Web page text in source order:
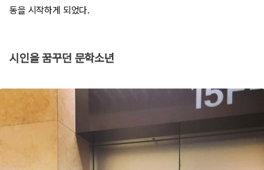
동을 시작하게 되었다.
시인을 꿈꾸던 문학소년